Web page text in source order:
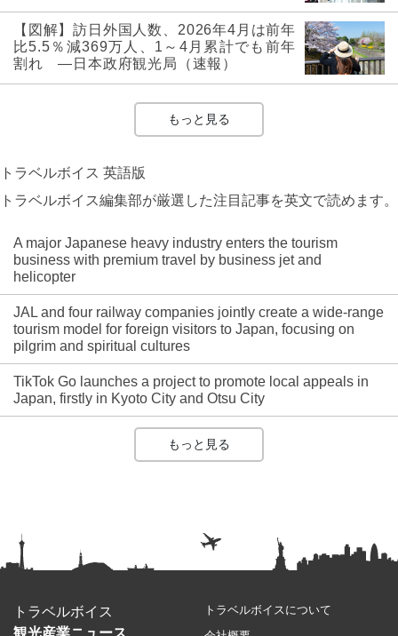
【図解】訪日外国人数、2026年4月は前年
比5.5％減369万人、1～4月累計でも前年
割れ ―日本政府観光局（速報）
もっと見る
トラベルボイス 英語版
トラベルボイス編集部が厳選した注目記事を英文で読めます。
A major Japanese heavy industry enters the tourism
business with premium travel by business jet and
helicopter
JAL and four railway companies jointly create a wide-range
tourism model for foreign visitors to Japan, focusing on
pilgrim and spiritual cultures
TikTok Go launches a project to promote local appeals in
Japan, firstly in Kyoto City and Otsu City
もっと見る
トラベルボイス
観光産業ニュース
トラベルボイスについて